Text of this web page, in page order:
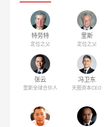
特劳特
定位之父
里斯
定位之父
张云
里斯全球合伙人
冯卫东
天图资本CEO